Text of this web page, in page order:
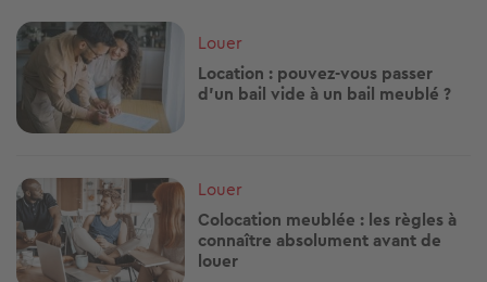
Image
Louer
Location : pouvez-vous passer
d’un bail vide à un bail meublé ?
Image
Louer
Colocation meublée : les règles à
connaître absolument avant de
louer